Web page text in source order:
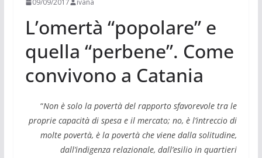
09/09/2017 ivana
L’omertà “popolare” e
quella “perbene”. Come
convivono a Catania
“Non è solo la povertà del rapporto sfavorevole tra le
proprie capacità di spesa e il mercato; no, è l’intreccio di
molte povertà, è la povertà che viene dalla solitudine,
dall’indigenza relazionale, dall’esilio in quartieri